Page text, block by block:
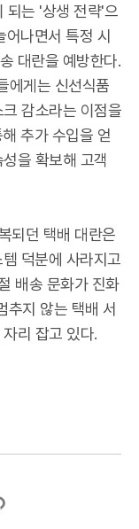
되는 '상생 전략'으
나면서 특정 시
대란을 예방한다.
에게는 신선식품
감소라는 이점을
추가 수입을 얻
을 확보해 고객
되던 택배 대란은
덕분에 사라지고
배송 문화가 진화
추지 않는 택배 서
리 잡고 있다.